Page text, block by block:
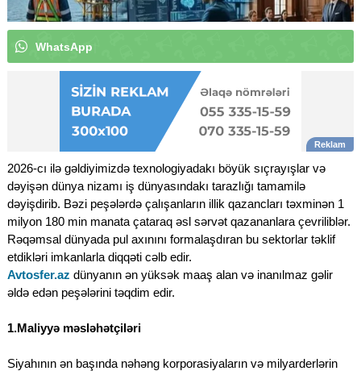
WhatsApp
2026-cı ilə gəldiyimizdə texnologiyadakı böyük sıçrayışlar və
dəyişən dünya nizamı iş dünyasındakı tarazlığı tamamilə
dəyişdirib. Bəzi peşələrdə çalışanların illik qazancları təxminən 1
milyon 180 min manata çataraq əsl sərvət qazananlara çevriliblər.
Rəqəmsal dünyada pul axınını formalaşdıran bu sektorlar təklif
etdikləri imkanlarla diqqəti cəlb edir.
Avtosfer.az dünyanın ən yüksək maaş alan və inanılmaz gəlir
əldə edən peşələrini təqdim edir.
1.Maliyyə məsləhətçiləri
Siyahının ən başında nəhəng korporasiyaların və milyarderlərin